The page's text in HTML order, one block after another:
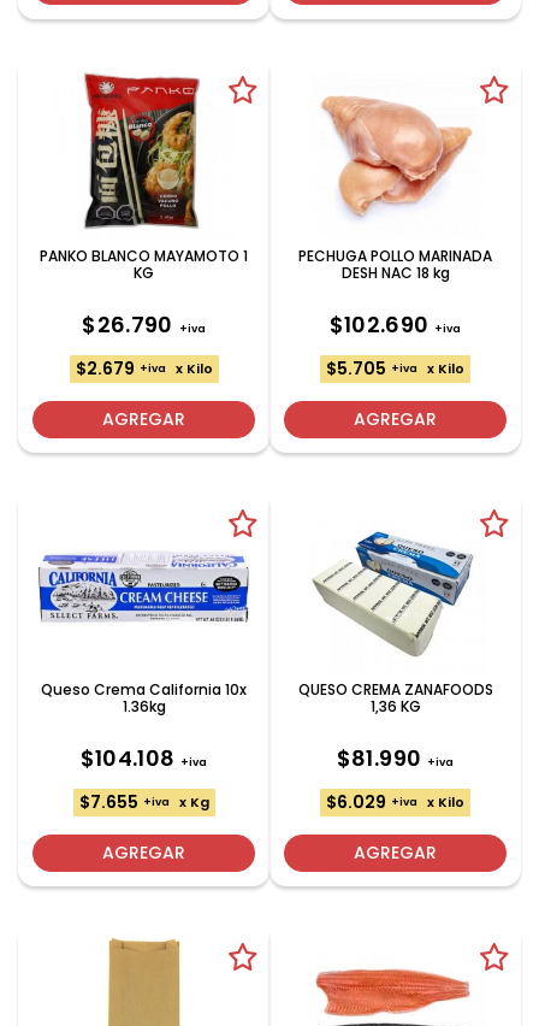
PANKO BLANCO MAYAMOTO 1
KG
$26.790 +iva
$2.679 +iva x Kilo
AGREGAR
PECHUGA POLLO MARINADA
DESH NAC 18 kg
$102.690 +iva
$5.705 +iva x Kilo
AGREGAR
Queso Crema California 10x
1.36kg
$104.108 +iva
$7.655 +iva x Kg
AGREGAR
QUESO CREMA ZANAFOODS
1,36 KG
$81.990 +iva
$6.029 +iva x Kilo
AGREGAR